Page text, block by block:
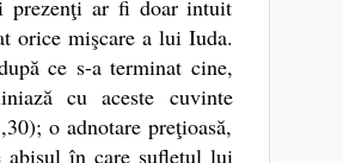
prezenţi ar fi doar intuit
orice mişcare a lui Iuda.
ce s-a terminat cine,
cu aceste cuvinte
o adnotare preţioasă,
abisul în care sufletul lui